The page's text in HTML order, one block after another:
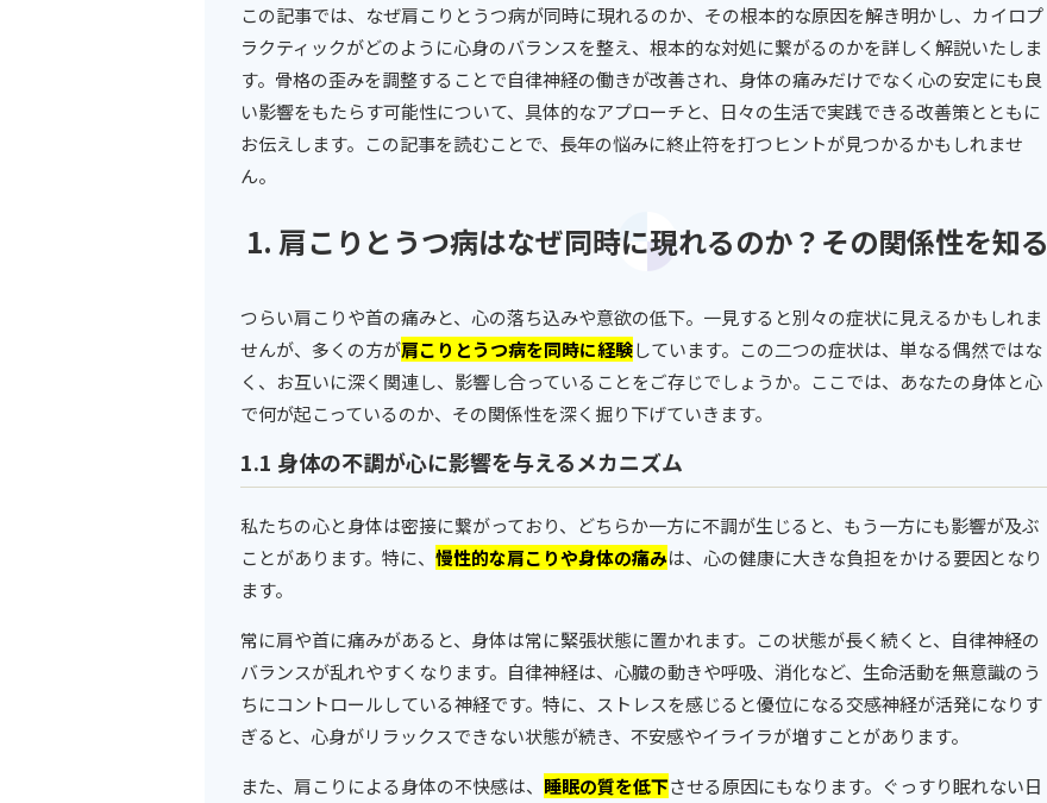
この記事では、なぜ肩こりとうつ病が同時に現れるのか、その根本的な原因を解き明かし、カイロプ
ラクティックがどのように心身のバランスを整え、根本的な対処に繋がるのかを詳しく解説いたしま
す。骨格の歪みを調整することで自律神経の働きが改善され、身体の痛みだけでなく心の安定にも良
い影響をもたらす可能性について、具体的なアプローチと、日々の生活で実践できる改善策とともに
お伝えします。この記事を読むことで、長年の悩みに終止符を打つヒントが見つかるかもしれませ
ん。
1. 肩こりとうつ病はなぜ同時に現れるのか？その関係性を知る
つらい肩こりや首の痛みと、心の落ち込みや意欲の低下。一見すると別々の症状に見えるかもしれま
せんが、多くの方が肩こりとうつ病を同時に経験しています。この二つの症状は、単なる偶然ではな
く、お互いに深く関連し、影響し合っていることをご存じでしょうか。ここでは、あなたの身体と心
で何が起こっているのか、その関係性を深く掘り下げていきます。
1.1 身体の不調が心に影響を与えるメカニズム
私たちの心と身体は密接に繋がっており、どちらか一方に不調が生じると、もう一方にも影響が及ぶ
ことがあります。特に、 慢性的な肩こりや身体の痛みは、心の健康に大きな負担をかける要因となり
ます。
常に肩や首に痛みがあると、身体は常に緊張状態に置かれます。この状態が長く続くと、自律神経の
バランスが乱れやすくなります。自律神経は、心臓の動きや呼吸、消化など、生命活動を無意識のう
ちにコントロールしている神経です。特に、ストレスを感じると優位になる交感神経が活発になりす
ぎると、心身がリラックスできない状態が続き、不安感やイライラが増すことがあります。
また、肩こりによる身体の不快感は、 睡眠の質を低下させる原因にもなります。ぐっすり眠れない日